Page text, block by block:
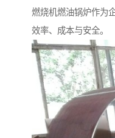
燃烧机燃油锅炉作为
效率、成本与安全。